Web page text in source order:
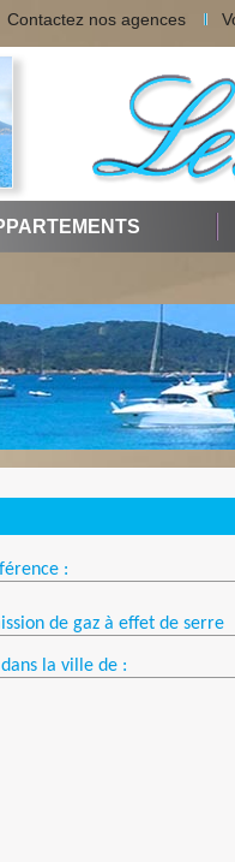
Contactez nos agences
:
de gaz à effet de serre
la ville de :